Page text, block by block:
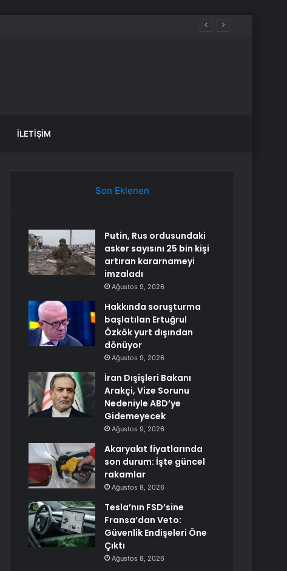
İLETIŞIM
Son Eklenen
Putin, Rus ordusundaki
asker sayısını 25 bin kişi
artıran kararnameyi
imzaladı
Ağustos 9, 2026
Hakkında soruşturma
başlatılan Ertuğrul
Özkök yurt dışından
dönüyor
Ağustos 9, 2026
İran Dışişleri Bakanı
Arakçi, Vize Sorunu
Nedeniyle ABD’ye
Gidemeyecek
Ağustos 9, 2026
Akaryakıt fiyatlarında
son durum: İşte güncel
rakamlar
Ağustos 8, 2026
Tesla’nın FSD’sine
Fransa’dan Veto:
Güvenlik Endişeleri Öne
Çıktı
Ağustos 8, 2026